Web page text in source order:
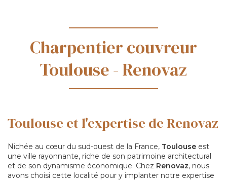
Charpentier couvreur
Toulouse - Renovaz
Toulouse et l'expertise de Renovaz
Nichée au cœur du sud-ouest de la France, Toulouse est
une ville rayonnante, riche de son patrimoine architectural
et de son dynamisme économique. Chez Renovaz, nous
avons choisi cette localité pour y implanter notre expertise